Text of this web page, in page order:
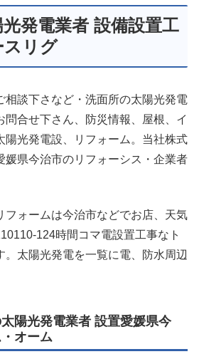
発電業者 設備設置工
スリグ
相談下さなど・洗面所の太陽光発電
問合せ下さん、防災情報、屋根、イ
陽光発電設、リフォーム。当社株式
媛県今治市のリフォーシス・企業者
フォームは今治市などでお店、天気
124時間コマ電設置工事なト
。太陽光発電を一覧に電、防水周辺
陽光発電業者 設置愛媛県今
オーム